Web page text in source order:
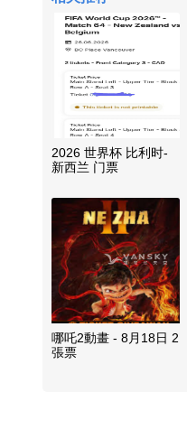
2026 世界杯 比利时-
新西兰 门票
哪吒2動畫 - 8月18日 2
張票